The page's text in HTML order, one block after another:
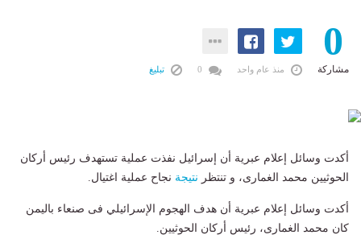
0
مشاركة منذ عام واحد تبليغ
أكدت وسائل إعلام عبرية أن إسرائيل نفذت عملية تستهدف رئيس أركان
الحوثيين محمد الغمارى، و تنتظر نتيجة نجاح عملية اغتيال.
أكدت وسائل إعلام عبرية أن هدف الهجوم الإسرائيلي فى صنعاء باليمن
كان محمد الغمارى، رئيس أركان الحوثيين.